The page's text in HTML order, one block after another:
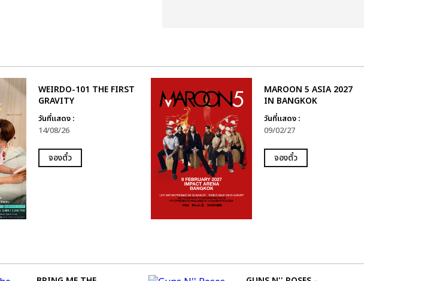
WEIRDO-101 THE FIRST
GRAVITY
วันที่แสดง :
14/08/26
จองตั๋ว
MAROON 5 ASIA 2027
IN BANGKOK
วันที่แสดง :
09/02/27
จองตั๋ว